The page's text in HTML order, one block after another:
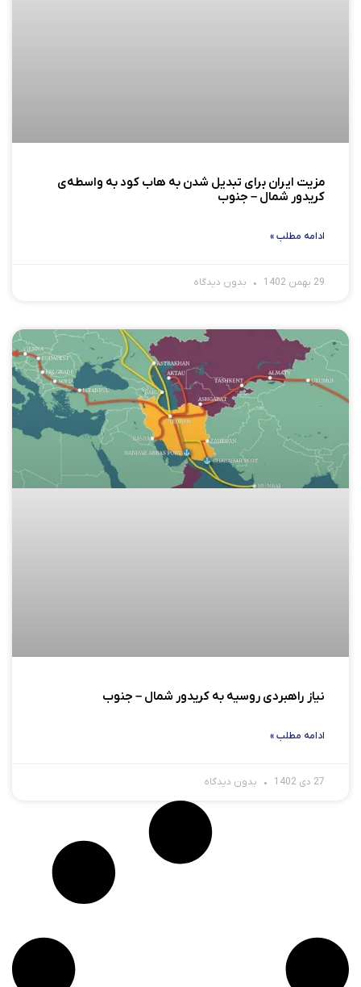
مزیت ایران برای تبدیل شدن به هاب کود به واسطه‌ی
کریدور شمال – جنوب
ادامه مطلب »
29 بهمن 1402 بدون دیدگاه
نیاز راهبردی روسیه به کریدور شمال – جنوب
ادامه مطلب »
27 دی 1402 بدون دیدگاه